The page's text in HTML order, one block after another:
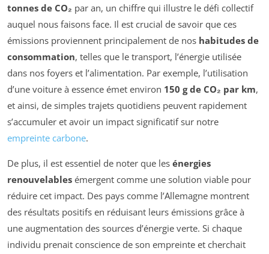
tonnes de CO₂ par an, un chiffre qui illustre le défi collectif
auquel nous faisons face. Il est crucial de savoir que ces
émissions proviennent principalement de nos habitudes de
consommation, telles que le transport, l’énergie utilisée
dans nos foyers et l’alimentation. Par exemple, l’utilisation
d’une voiture à essence émet environ 150 g de CO₂ par km,
et ainsi, de simples trajets quotidiens peuvent rapidement
s’accumuler et avoir un impact significatif sur notre
empreinte carbone.
De plus, il est essentiel de noter que les énergies
renouvelables émergent comme une solution viable pour
réduire cet impact. Des pays comme l’Allemagne montrent
des résultats positifs en réduisant leurs émissions grâce à
une augmentation des sources d’énergie verte. Si chaque
individu prenait conscience de son empreinte et cherchait